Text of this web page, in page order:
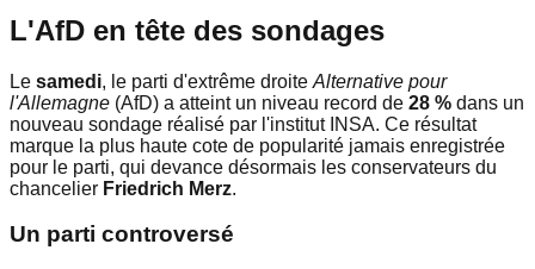
L'AfD en tête des sondages
Le samedi, le parti d'extrême droite Alternative pour
l'Allemagne (AfD) a atteint un niveau record de 28 % dans un
nouveau sondage réalisé par l'institut INSA. Ce résultat
marque la plus haute cote de popularité jamais enregistrée
pour le parti, qui devance désormais les conservateurs du
chancelier Friedrich Merz.
Un parti controversé